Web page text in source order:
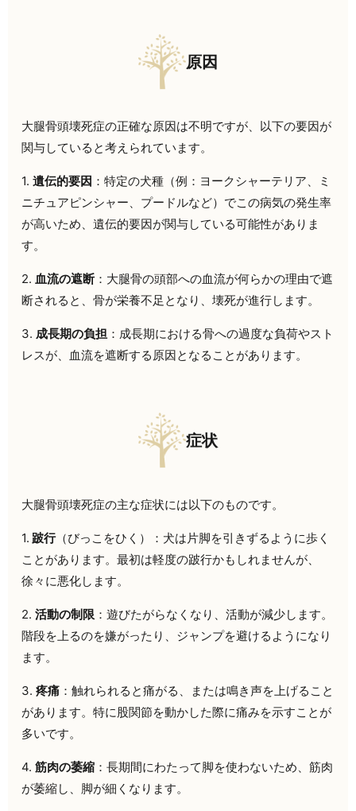
原因
大腿骨頭壊死症の正確な原因は不明ですが、以下の要因が
関与していると考えられています。
1.遺伝的要因 ：特定の犬種（例：ヨークシャーテリア、ミ
ニチュアピンシャー、プードルなど）でこの病気の発生率
が高いため、遺伝的要因が関与している可能性がありま
す。
2. 血流の遮断：大腿骨の頭部への血流が何らかの理由で遮
断されると、骨が栄養不足となり、壊死が進行します。
3. 成長期の負担 ：成長期における骨への過度な負荷やスト
レスが、血流を遮断する原因となることがあります。
症状
大腿骨頭壊死症の主な症状には以下のものです。
1. 跛行（びっこをひく）：犬は片脚を引きずるように歩く
ことがあります。最初は軽度の跛行かもしれませんが、
徐々に悪化します。
2.活動の制限 ：遊びたがらなくなり、活動が減少します。
階段を上るのを嫌がったり、ジャンプを避けるようになり
ます。
3.疼痛 ：触れられると痛がる、または鳴き声を上げること
があります。特に股関節を動かした際に痛みを示すことが
多いです。
4.筋肉の萎縮 ：長期間にわたって脚を使わないため、筋肉
が萎縮し、脚が細くなります。